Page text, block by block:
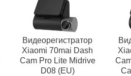
Видеорегистратор
Xiaomi 70mai Dash
Cam Pro Lite Midrive
D08 (EU)